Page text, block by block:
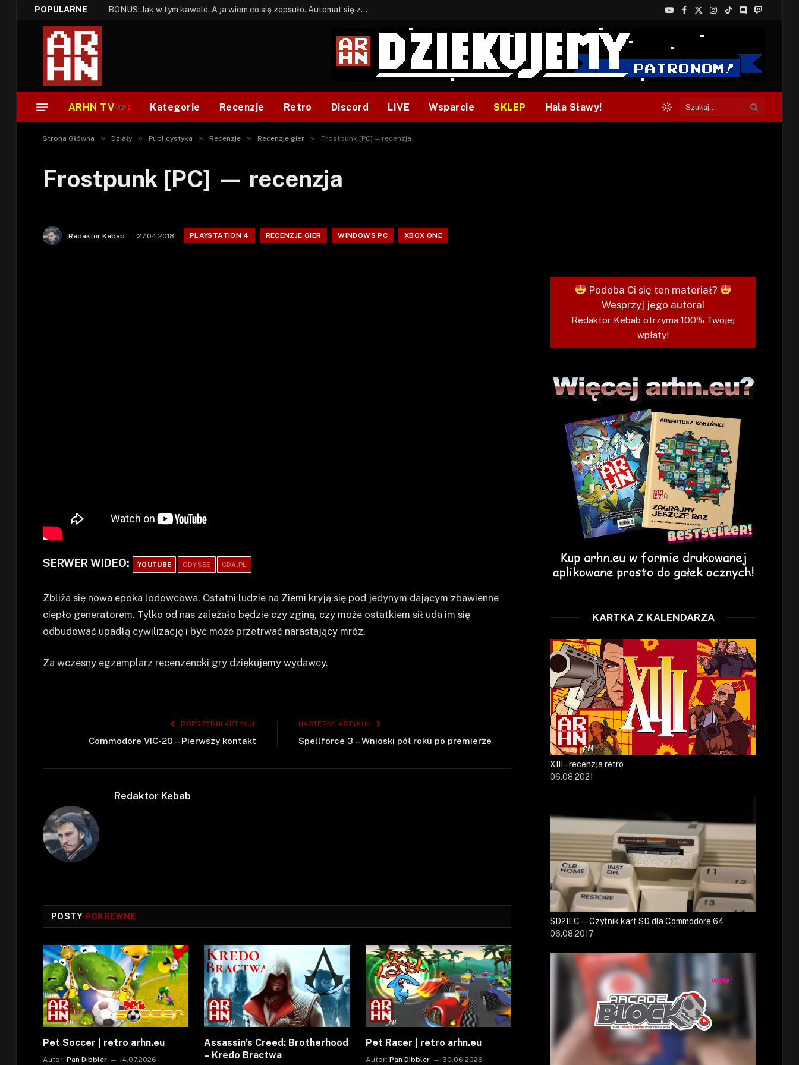
POPULARNE BONUS: Jak w tym kawale. A ja wiem co się zepsuło. Automat się zepsuł.
YouTube
Facebook
X
Instagram
TikTokDiscordTwitch
ARHN TV Kategorie Recenzje Retro Discord LIVE Wsparcie SKLEP Hala Sławy!
Strona Główna » Działy » Publicystyka » Recenzje » Recenzje gier » Frostpunk [PC] — recenzja
Frostpunk [PC] — recenzja
Redaktor Kebab 27.04.2018 PLAYSTATION 4 RECENZJE GIER WINDOWS PC XBOX ONE
SERWER WIDEO: YOUTUBE ODYSEE CDA.PL
Zbliża się nowa epoka lodowcowa. Ostatni ludzie na Ziemi kryją się pod jedynym dającym zbawienne
ciepło generatorem. Tylko od nas zależało będzie czy zginą, czy może ostatkiem sił uda im się
odbudować upadłą cywilizację i być może przetrwać narastający mróz.
Za wczesny egzemplarz recenzencki gry dziękujemy wydawcy.
POPRZEDNI ARTYKUŁ
Commodore VIC-20 – Pierwszy kontakt
NASTĘPNY ARTYKUŁ
Spellforce 3 – Wnioski pół roku po premierze
Redaktor Kebab
POSTY POKREWNE
Pet Soccer | retro arhn.eu
Autor: Pan Dibbler 14.07.2026
Assassin’s Creed: Brotherhood
– Kredo Bractwa
Pet Racer | retro arhn.eu
Autor: Pan Dibbler 30.06.2026
Podoba Ci się ten materiał?
Wesprzyj jego autora!
Redaktor Kebab otrzyma 100% Twojej
wpłaty!
KARTKA Z KALENDARZA
XIII – recenzja retro
06.08.2021
SD2IEC — Czytnik kart SD dla Commodore 64
06.08.2017